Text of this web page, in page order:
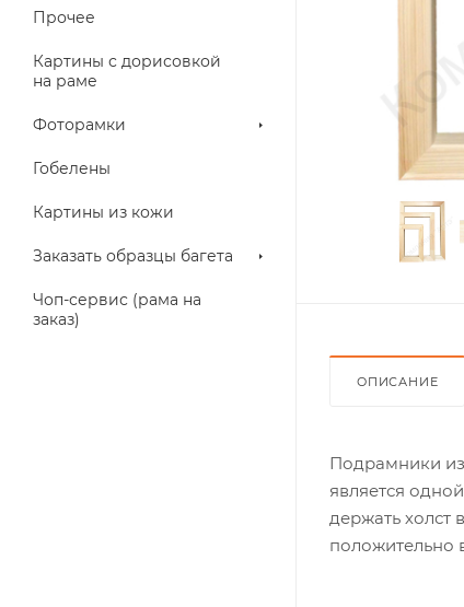
Прочее
Картины с дорисовкой
на раме
Фоторамки
Гобелены
Картины из кожи
Заказать образцы багета
Чоп-сервис (рама на
заказ)
ОПИСАНИЕ
Подрамники
является
держать холст
положительно